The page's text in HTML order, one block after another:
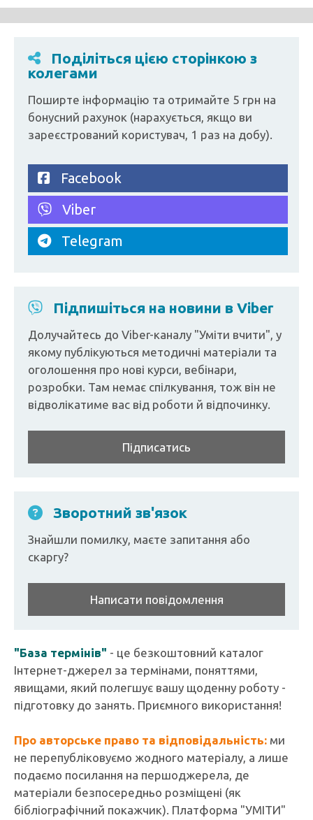
Поділіться цією сторінкою з
колегами
Поширте інформацію та отримайте 5 грн на
бонусний рахунок (нарахується, якщо ви
зареєстрований користувач, 1 раз на добу).
Facebook
Viber
Telegram
Підпишіться на новини в Viber
Долучайтесь до Viber-каналу "Уміти вчити", у
якому публікуються методичні матеріали та
оголошення про нові курси, вебінари,
розробки. Там немає спілкування, тож він не
відволікатиме вас від роботи й відпочинку.
Підписатись
Зворотний зв'язок
Знайшли помилку, маєте запитання або
скаргу?
Написати повідомлення
"База термінів" - це безкоштовний каталог
Інтернет-джерел за термінами, поняттями,
явищами, який полегшує вашу щоденну роботу -
підготовку до занять. Приємного використання!
Про авторське право та відповідальність: ми
не перепубліковуємо жодного матеріалу, а лише
подаємо посилання на першоджерела, де
матеріали безпосередньо розміщені (як
бібліографічний покажчик). Платформа "УМІТИ"